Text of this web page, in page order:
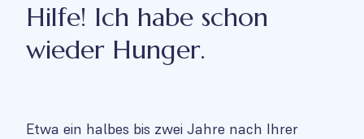
Hilfe! Ich habe schon
wieder Hunger.
Etwa ein halbes bis zwei Jahre nach Ihrer